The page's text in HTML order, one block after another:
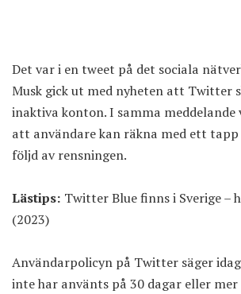
Det var i en tweet på det sociala
Musk gick ut med nyheten att Twitter
inaktiva konton. I samma meddelande
att användare kan räkna med ett
följd av rensningen.
Lästips: Twitter Blue finns i Sverige –
(2023)
Användarpolicyn på Twitter säger
inte har använts på 30 dagar eller mer